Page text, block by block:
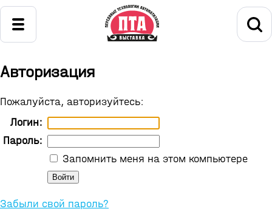
Авторизация
Пожалуйста, авторизуйтесь:
Логин:
Пароль:
Запомнить меня на этом компьютере
Забыли свой пароль?